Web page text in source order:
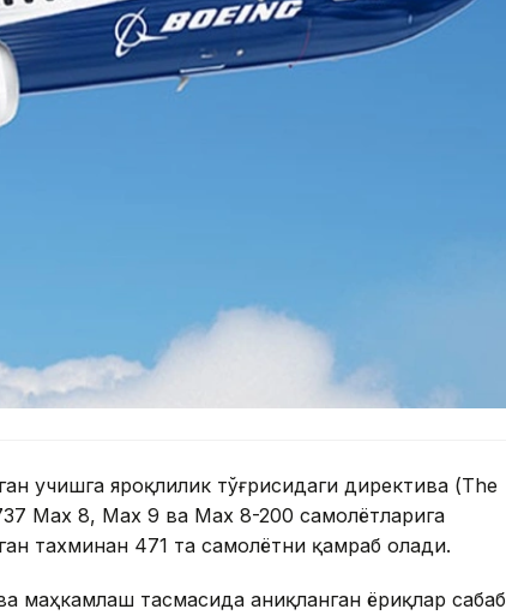
учишга яроқлилик тўғрисидаги директива (The
Max 8, Max 9 ва Max 8-200 самолётларига
тахминан 471 та самолётни қамраб олади.
маҳкамлаш тасмасида аниқланган ёриқлар сабаб